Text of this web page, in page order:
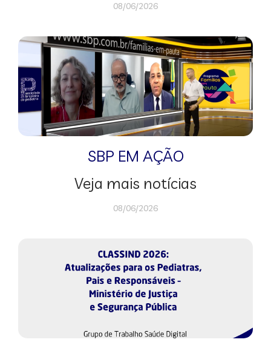
08/06/2026
SBP EM AÇÃO
Veja mais notícias
08/06/2026